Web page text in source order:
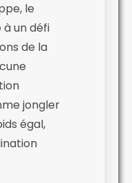
le
un défi
de la
jongler
égal,